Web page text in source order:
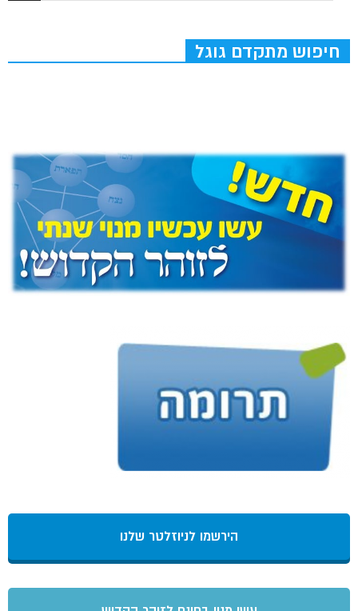
חיפוש מתקדם גוגל
הירשמו לניוזלטר שלנו